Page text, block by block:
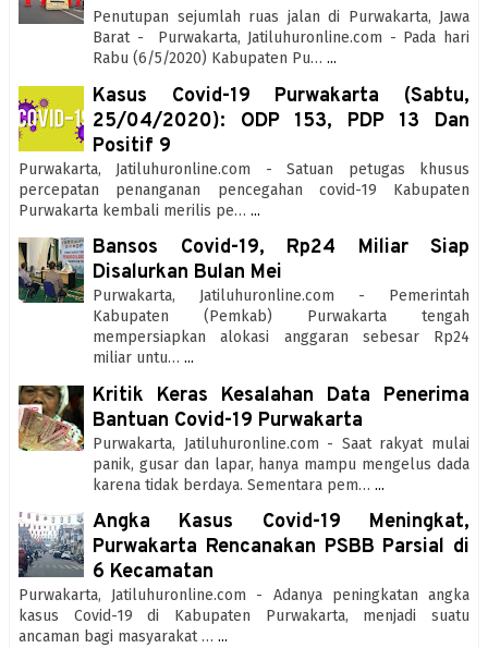
Penutupan sejumlah ruas jalan di Purwakarta, Jawa
Barat - Purwakarta, Jatiluhuronline.com - Pada hari
Rabu (6/5/2020) Kabupaten Pu… ...
Kasus Covid-19 Purwakarta (Sabtu,
25/04/2020): ODP 153, PDP 13 Dan
Positif 9
Purwakarta, Jatiluhuronline.com - Satuan petugas khusus
percepatan penanganan pencegahan covid-19 Kabupaten
Purwakarta kembali merilis pe… ...
Bansos Covid-19, Rp24 Miliar Siap
Disalurkan Bulan Mei
Purwakarta, Jatiluhuronline.com - Pemerintah
Kabupaten (Pemkab) Purwakarta tengah
mempersiapkan alokasi anggaran sebesar Rp24
miliar untu… ...
Kritik Keras Kesalahan Data Penerima
Bantuan Covid-19 Purwakarta
Purwakarta, Jatiluhuronline.com - Saat rakyat mulai
panik, gusar dan lapar, hanya mampu mengelus dada
karena tidak berdaya. Sementara pem… ...
Angka Kasus Covid-19 Meningkat,
Purwakarta Rencanakan PSBB Parsial di
6 Kecamatan
Purwakarta, Jatiluhuronline.com - Adanya peningkatan angka
kasus Covid-19 di Kabupaten Purwakarta, menjadi suatu
ancaman bagi masyarakat … ...